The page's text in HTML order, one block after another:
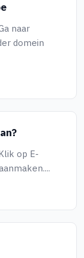
naar
domein
op E-